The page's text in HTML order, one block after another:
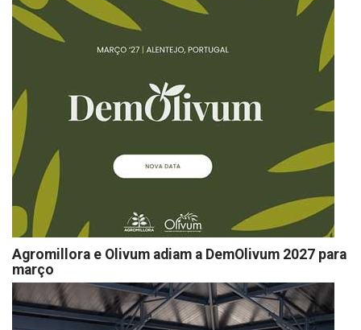
Agromillora e Olivum adiam a DemOlivum 2027 para
março